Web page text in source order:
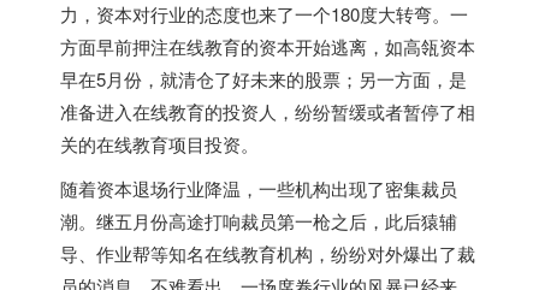
力，资本对行业的态度也来了一个180度大转弯。一
方面早前押注在线教育的资本开始逃离，如高瓴资本
早在5月份，就清仓了好未来的股票；另一方面，是
准备进入在线教育的投资人，纷纷暂缓或者暂停了相
关的在线教育项目投资。
随着资本退场行业降温，一些机构出现了密集裁员
潮。继五月份高途打响裁员第一枪之后，此后猿辅
导、作业帮等知名在线教育机构，纷纷对外爆出了裁